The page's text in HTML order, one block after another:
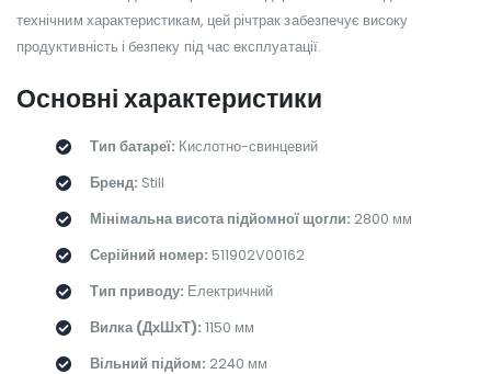
технічним характеристикам, цей річтрак забезпечує високу
продуктивність і безпеку під час експлуатації.
Основні характеристики
Тип батареї: Кислотно-свинцевий
Бренд: Still
Мінімальна висота підйомної щогли: 2800 мм
Серійний номер: 511902V00162
Тип приводу: Електричний
Вилка (ДхШхТ): 1150 мм
Вільний підйом: 2240 мм